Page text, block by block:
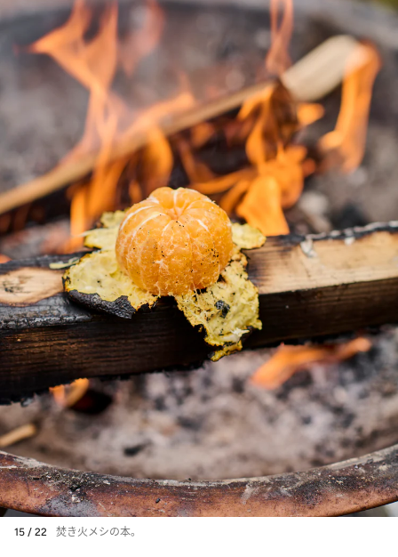
15 / 22 焚き火メシの本。